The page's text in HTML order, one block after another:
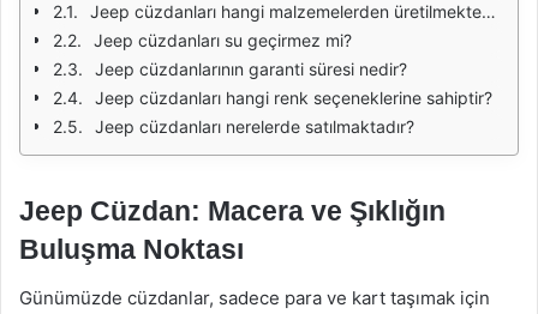
Jeep cüzdanları hangi malzemelerden üretilmektedir?
Jeep cüzdanları su geçirmez mi?
Jeep cüzdanlarının garanti süresi nedir?
Jeep cüzdanları hangi renk seçeneklerine sahiptir?
Jeep cüzdanları nerelerde satılmaktadır?
Jeep Cüzdan: Macera ve Şıklığın
Buluşma Noktası
Günümüzde cüzdanlar, sadece para ve kart taşımak için